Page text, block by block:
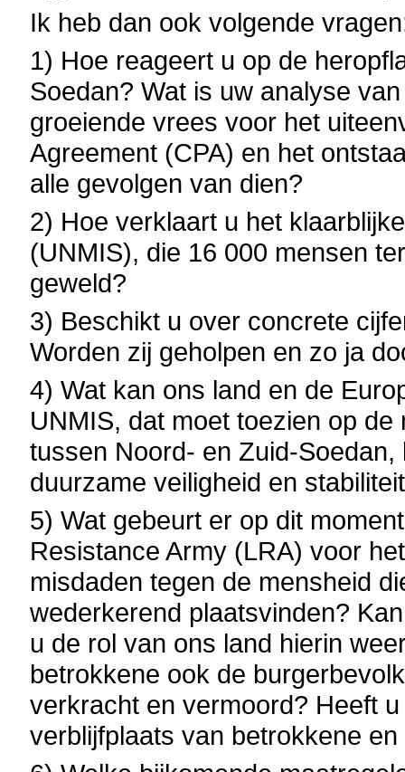
Ik heb dan ook volgende
1) Hoe reageert u op de
Soedan? Wat is uw analyse
groeiende vrees voor het
Agreement (CPA) en het
alle gevolgen van dien?
2) Hoe verklaart u het
(UNMIS), die 16 000 mensen
geweld?
3) Beschikt u over concrete
Worden zij geholpen en zo ja
4) Wat kan ons land en de
UNMIS, dat moet toezien op
tussen Noord- en Zuid-
duurzame veiligheid en
5) Wat gebeurt er op dit
Resistance Army (LRA) voor
misdaden tegen de mensheid
wederkerend plaatsvinden?
u de rol van ons land hierin
betrokkene ook de
verkracht en vermoord? Heeft
verblijfplaats van betrokkene